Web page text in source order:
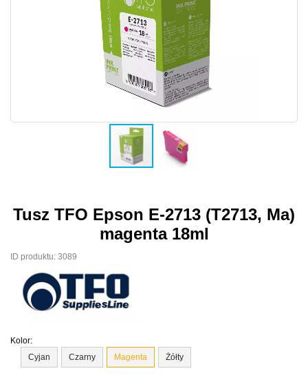
Tusz TFO Epson E-2713 (T2713, Ma)
magenta 18ml
ID produktu: 3089
Kolor:
Cyjan
Czarny Magenta Żółty